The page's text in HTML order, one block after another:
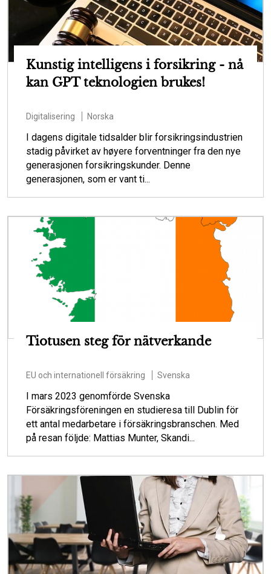
Kunstig intelligens i forsikring - nå
kan GPT teknologien brukes!
Digitalisering Norska
I dagens digitale tidsalder blir forsikringsindustrien
stadig påvirket av høyere forventninger fra den nye
generasjonen forsikringskunder. Denne
generasjonen, som er vant ti...
Tiotusen steg för nätverkande
EU och internationell försäkring Svenska
I mars 2023 genomförde Svenska
Försäkringsföreningen en studieresa till Dublin för
ett antal medarbetare i försäkringsbranschen. Med
på resan följde: Mattias Munter, Skandi...